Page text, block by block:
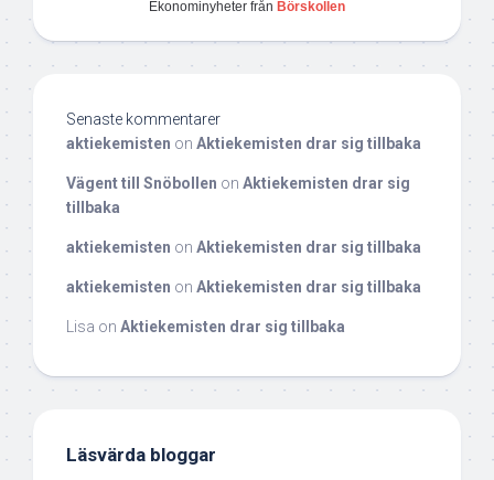
Ekonominyheter från Börskollen
Senaste kommentarer
aktiekemisten on Aktiekemisten drar sig tillbaka
Vägent till Snöbollen on Aktiekemisten drar sig
tillbaka
aktiekemisten on Aktiekemisten drar sig tillbaka
aktiekemisten on Aktiekemisten drar sig tillbaka
Lisa on Aktiekemisten drar sig tillbaka
Läsvärda bloggar